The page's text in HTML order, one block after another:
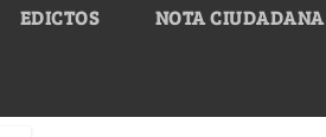
EDICTOS NOTA CIUDADANA